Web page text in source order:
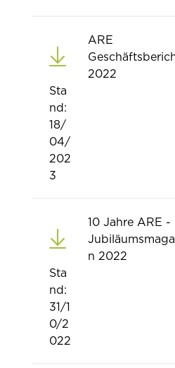
ARE
2022
Sta
nd:
18/
04/
202
3
10 Jahre ARE -
n 2022
Sta
nd:
31/1
0/2
022